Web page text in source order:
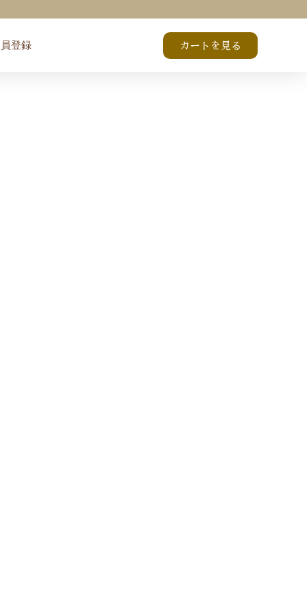
登録 カートを見る